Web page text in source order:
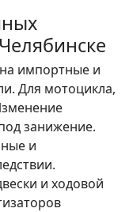
импортные и
Для мотоцикла,
занижение.
и
и ходовой